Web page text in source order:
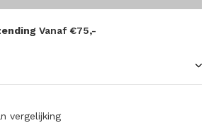
Vanaf €75,-
vergelijking